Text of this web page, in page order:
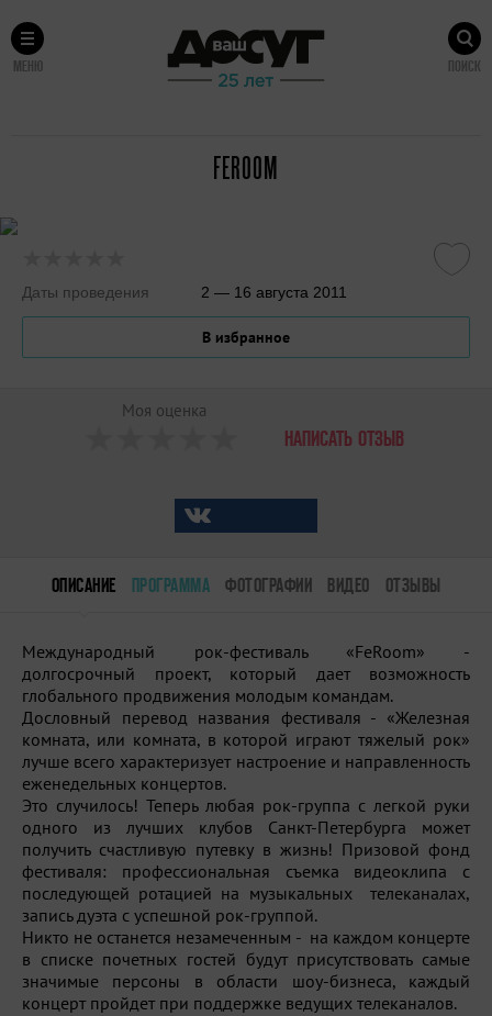
МЕНЮ ПОИСК
FEROOM
Даты проведения 2 — 16 августа 2011
В избранное
Моя оценка
НАПИСАТЬ ОТЗЫВ
ОПИСАНИЕ ПРОГРАММА ФОТОГРАФИИ ВИДЕО ОТЗЫВЫ
Международный рок-фестиваль «FeRoom» -
долгосрочный проект, который дает возможность
глобального продвижения молодым командам.
Дословный перевод названия фестиваля - «Железная
комната, или комната, в которой играют тяжелый рок»
лучше всего характеризует настроение и направленность
еженедельных концертов.
Это случилось! Теперь любая рок-группа с легкой руки
одного из лучших клубов Санкт-Петербурга может
получить счастливую путевку в жизнь! Призовой фонд
фестиваля: профессиональная съемка видеоклипа с
последующей ротацией на музыкальных телеканалах,
запись дуэта с успешной рок-группой.
Никто не останется незамеченным - на каждом концерте
в списке почетных гостей будут присутствовать самые
значимые персоны в области шоу-бизнеса, каждый
концерт пройдет при поддержке ведущих телеканалов.